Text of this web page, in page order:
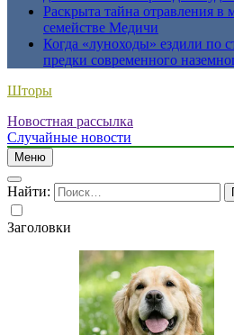
Раскрыта тайна отравления в
семействе Медичи
Когда «луноходы» ездили по
предки современного
Шторы
Новостная рассылка
Случайные новости
Меню
Найти:
Заголовки